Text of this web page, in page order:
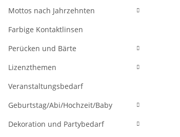
Mottos nach Jahrzehnten
Farbige Kontaktlinsen
Perücken und Bärte
Lizenzthemen
Veranstaltungsbedarf
Geburtstag/Abi/Hochzeit/Baby
Dekoration und Partybedarf